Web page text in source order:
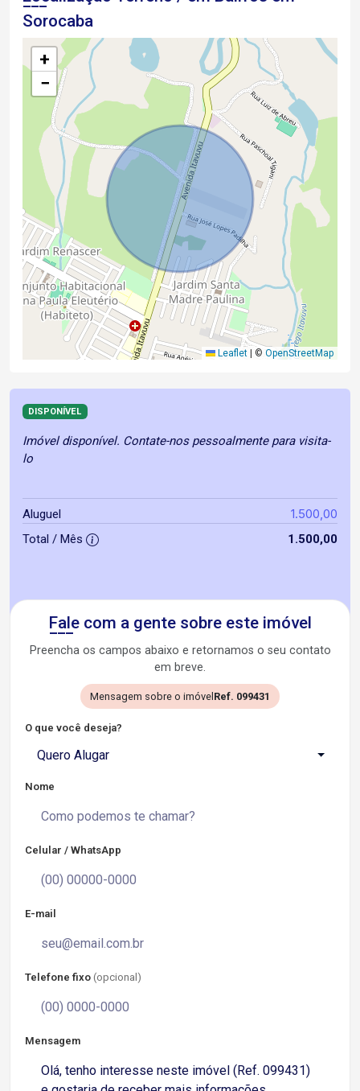
Sorocaba
+
−
Leaflet © OpenStreetMap
DISPONÍVEL
Imóvel disponível. Contate-nos pessoalmente para visita-
lo
Aluguel 1.500,00
Total / Mês 1.500,00
Fale com a gente sobre este imóvel
Preencha os campos abaixo e retornamos o seu contato
em breve.
Mensagem sobre o imóvel Ref. 099431
O que você deseja?
Quero Alugar
Nome
Celular / WhatsApp
E-mail
Telefone fixo (opcional)
Mensagem